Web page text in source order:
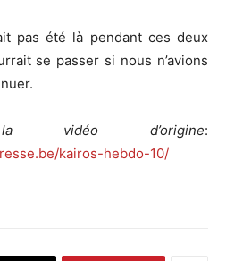
pas été là pendant ces deux
se passer si nous n’avions
d’origine:
kairos-hebdo-10/